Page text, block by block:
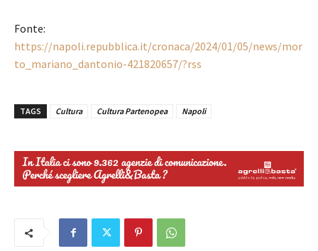
Fonte:
https://napoli.repubblica.it/cronaca/2024/01/05/news/mor
to_mariano_dantonio-421820657/?rss
TAGS Cultura Cultura Partenopea Napoli